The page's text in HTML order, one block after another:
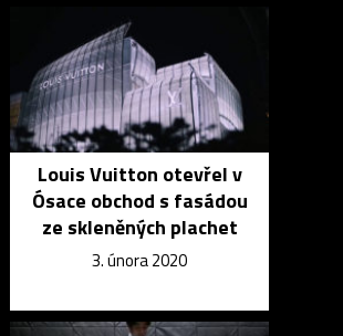
Louis Vuitton otevřel v
Ósace obchod s fasádou
ze skleněných plachet
3. února 2020